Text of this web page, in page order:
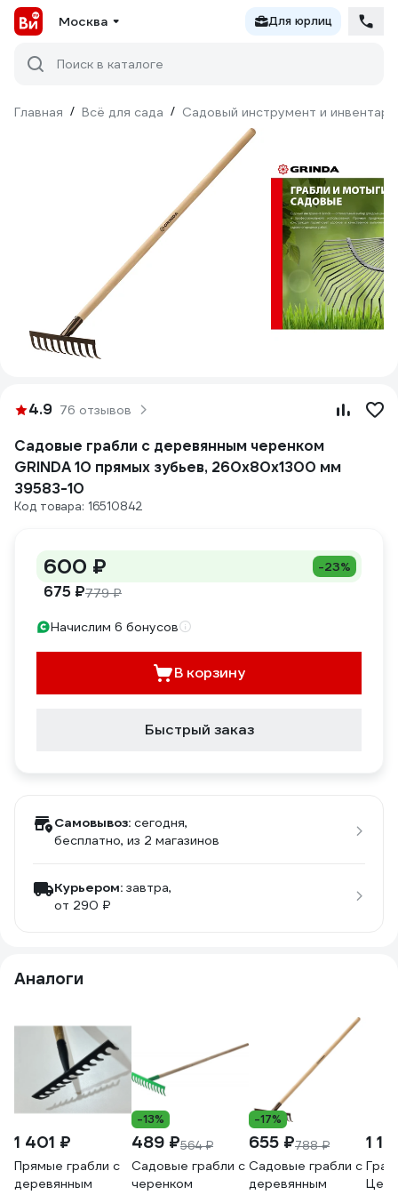
Москва Для юрлиц
Поиск в каталоге
Главная / Всё для сада / Садовый инструмент и инвентарь
4.9 76 отзывов
Садовые грабли с деревянным черенком
GRINDA 10 прямых зубьев, 260х80х1300 мм
39583-10
Код товара: 16510842
600 ₽ -23%
675 ₽779 ₽
Начислим 6 бонусов
В корзину
Быстрый заказ
Самовывоз: сегодня,
бесплатно, из 2 магазинов
Курьером: завтра,
от 290 ₽
Аналоги
1 401 ₽
Прямые грабли с
деревянным
-13%
489 ₽564 ₽
Садовые грабли с
черенком
-17%
655 ₽788 ₽
Садовые грабли с
деревянным
1